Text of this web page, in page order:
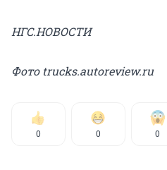
НГС.НОВОСТИ
Фото trucks.autoreview.ru
0 0 0